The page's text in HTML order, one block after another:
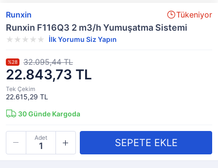
Runxin Tükeniyor
Runxin F116Q3 2 m3/h Yumuşatma Sistemi
İlk Yorumu Siz Yapın
22.843,73 TL
%28 32.095,44 TL
Tek Çekim
22.615,29 TL
30Günde Kargoda
Adet